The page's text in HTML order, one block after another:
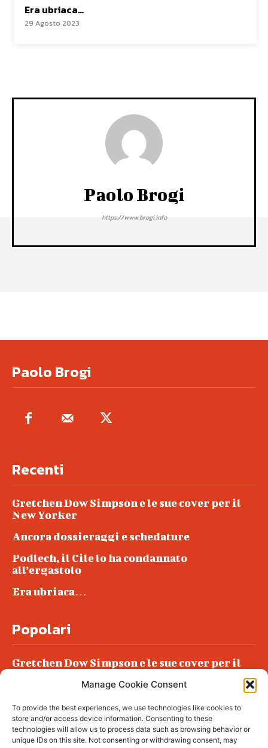
Manage Cookie Consent
To provide the best experiences, we use technologies like cookies to
store and/or access device information. Consenting to these
technologies will allow us to process data such as browsing behavior or
unique IDs on this site. Not consenting or withdrawing consent, may
Era ubriaca…
29 Agosto 2023
Paolo Brogi
https://www.brogi.info
Paolo Brogi
Recenti
Gretchen Dow Simpson e le sue cover per il
New Yorker
Ancora dossieraggi e schedature
Podlech, il Cile lo ha condannato
all’ergastolo
Era ubriaca…
Popolari
Gretchen Dow Simpson e le sue cover per il
Podlech, il Cile lo ha condannato
all’ergastolo